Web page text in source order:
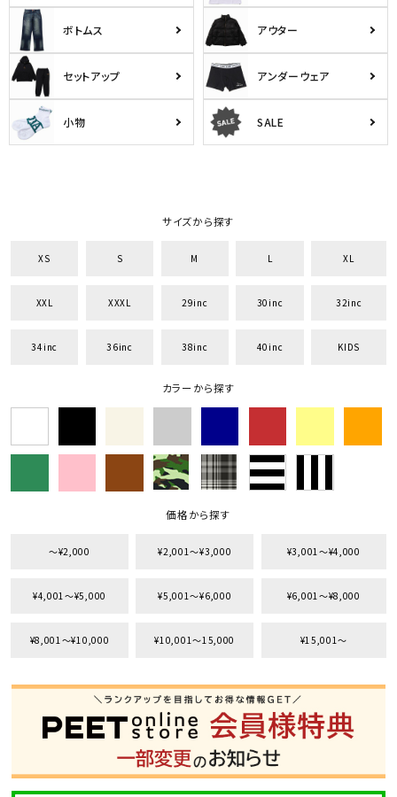
ボトムス アウター
セットアップ アンダーウェア
小物 SALE
サイズから探す
XS S M L XL
XXL XXXL 29inc 30inc 32inc
34inc 36inc 38inc 40inc KIDS
カラーから探す
価格から探す
〜¥2,000 ¥2,001〜¥3,000 ¥3,001〜¥4,000
¥4,001〜¥5,000 ¥5,001〜¥6,000 ¥6,001〜¥8,000
¥8,001〜¥10,000 ¥10,001〜15,000 ¥15,001〜